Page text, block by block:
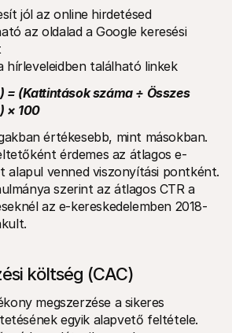
jól az online hirdetésed
az oldalad a Google keresési
hírleveleidben található linkek
= (Kattintások száma ÷ Összes
× 100
értékesebb, mint másokban.
érdemes az átlagos e-
alapul venned viszonyítási pontként.
szerint az átlagos CTR a
az e-kereskedelemben 2018-
költség (CAC)
megszerzése a sikeres
egyik alapvető feltétele.